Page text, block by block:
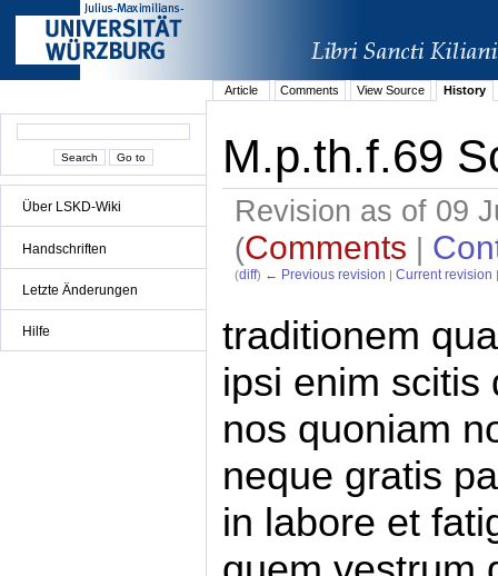
Über LSKD-Wiki
Handschriften
Letzte Änderungen
Hilfe
Article Comments View Source History
M.p.th.f.69
Revision as of 09
(Comments |
(diff) ← Previous revision |Current revision
traditionem
ipsi enim scitis
nos quoniam
neque gratis
in labore et